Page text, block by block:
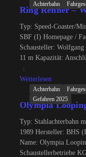
Achterbahn
Ring Renner –
Typ: Speed-Coaster/
SBF (I) Homepage /
Schausteller:
11 m Kapazität:
Weiterlesen
Achterbahn
Gefahren 2025
Olympia
Typ: Stahlachterbahn
1989 Hersteller: BHS
Name: Olympia
Schaustellerbetriebe